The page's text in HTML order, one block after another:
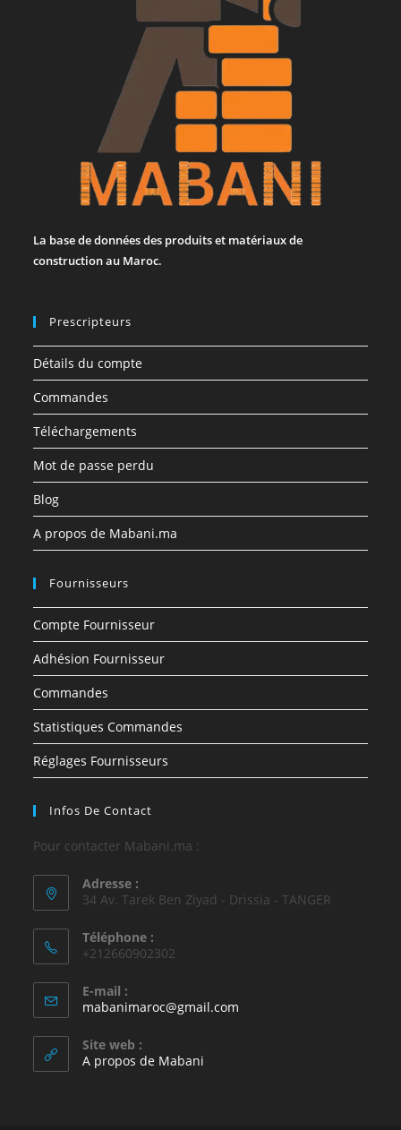
La base de données des produits et matériaux de
construction au Maroc.
Prescripteurs
Détails du compte
Commandes
Téléchargements
Mot de passe perdu
Blog
A propos de Mabani.ma
Fournisseurs
Compte Fournisseur
Adhésion Fournisseur
Commandes
Statistiques Commandes
Réglages Fournisseurs
Infos De Contact
Pour contacter Mabani.ma :
Adresse :
34 Av. Tarek Ben Ziyad - Drissia - TANGER
Téléphone :
+212660902302
E-mail :
mabanimaroc@gmail.com
Site web :
A propos de Mabani